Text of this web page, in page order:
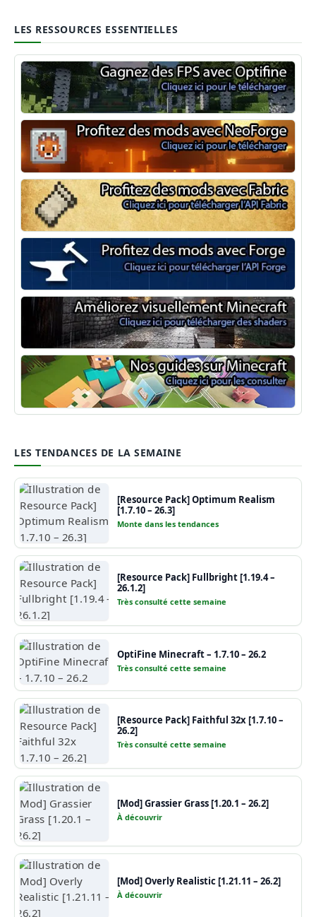
LES RESSOURCES ESSENTIELLES
Optifine
NeoForge
Minecraft Fabric
Minecraft Forge
Shaders Minecraft
Guide Minecraft
LES TENDANCES DE LA SEMAINE
[Resource Pack] Optimum Realism
[1.7.10 – 26.3]
Monte dans les tendances
[Resource Pack] Fullbright [1.19.4 –
26.1.2]
Très consulté cette semaine
OptiFine Minecraft – 1.7.10 – 26.2
Très consulté cette semaine
[Resource Pack] Faithful 32x [1.7.10 –
26.2]
Très consulté cette semaine
[Mod] Grassier Grass [1.20.1 – 26.2]
À découvrir
[Mod] Overly Realistic [1.21.11 – 26.2]
À découvrir